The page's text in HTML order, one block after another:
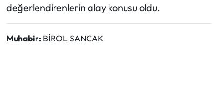
değerlendirenlerin alay konusu oldu.
Muhabir: BİROL SANCAK